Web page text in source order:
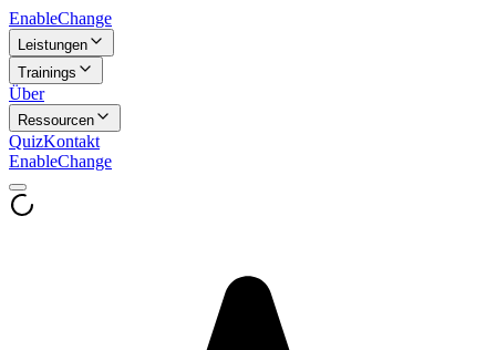
EnableChange
Leistungen
Trainings
Über
Ressourcen
QuizKontakt
EnableChange